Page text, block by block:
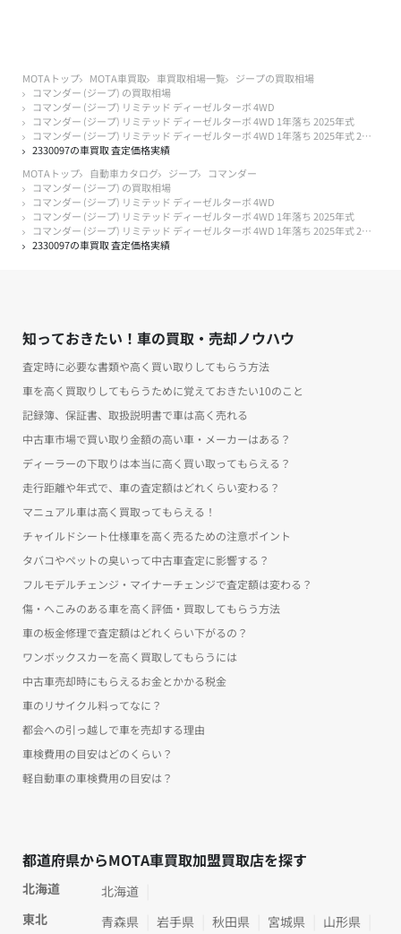
MOTAトップ MOTA車買取 車買取相場一覧
ジープの買取相場
コマンダー (ジープ) の買取相場
コマンダー (ジープ) リミテッド ディーゼルターボ 4WD
コマンダー (ジープ) リミテッド ディーゼルターボ 4WD 1年落ち 2025年式
コマンダー (ジープ) リミテッド ディーゼルターボ 4WD 1年落ち 2025年式 2万キロ以下
2330097の車買取 査定価格実績
MOTAトップ
自動車カタログ ジープ
コマンダー
コマンダー (ジープ) の買取相場
コマンダー (ジープ) リミテッド ディーゼルターボ 4WD
コマンダー (ジープ) リミテッド ディーゼルターボ 4WD 1年落ち 2025年式
コマンダー (ジープ) リミテッド ディーゼルターボ 4WD 1年落ち 2025年式 2万キロ以下
2330097の車買取 査定価格実績
知っておきたい！車の買取・売却ノウハウ
査定時に必要な書類や高く買い取りしてもらう方法
車を高く買取りしてもらうために覚えておきたい10のこと
記録簿、保証書、取扱説明書で車は高く売れる
中古車市場で買い取り金額の高い車・メーカーはある？
ディーラーの下取りは本当に高く買い取ってもらえる？
走行距離や年式で、車の査定額はどれくらい変わる？
マニュアル車は高く買取ってもらえる！
チャイルドシート仕様車を高く売るための注意ポイント
タバコやペットの臭いって中古車査定に影響する？
フルモデルチェンジ・マイナーチェンジで査定額は変わる？
傷・へこみのある車を高く評価・買取してもらう方法
車の板金修理で査定額はどれくらい下がるの？
ワンボックスカーを高く買取してもらうには
中古車売却時にもらえるお金とかかる税金
車のリサイクル料ってなに？
都会への引っ越しで車を売却する理由
車検費用の目安はどのくらい？
軽自動車の車検費用の目安は？
都道府県からMOTA車買取加盟買取店を探す
北海道
北海道
東北
青森県 岩手県 秋田県 宮城県 山形県